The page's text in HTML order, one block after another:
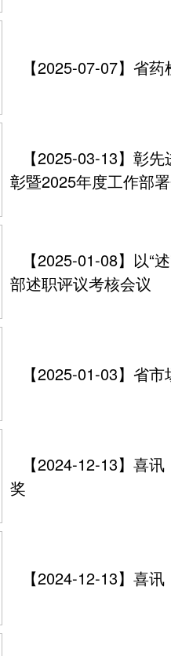
【2025-07-07】省
【2025-03-13】彰
彰暨2025年度工作部
【2025-01-08】以
部述职评议考核会议
【2025-01-03】省
【2024-12-13】喜
奖
【2024-12-13】喜